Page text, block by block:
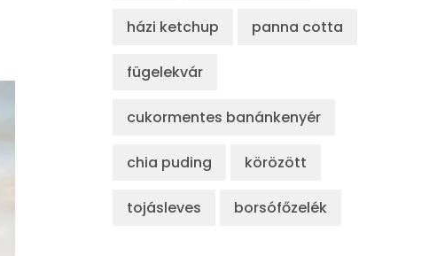
házi ketchup panna cotta
fügelekvár
cukormentes banánkenyér
chia puding körözött
tojásleves borsófőzelék